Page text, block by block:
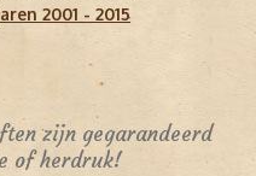
2001 - 2015
zijn gegarandeerd
of herdruk!